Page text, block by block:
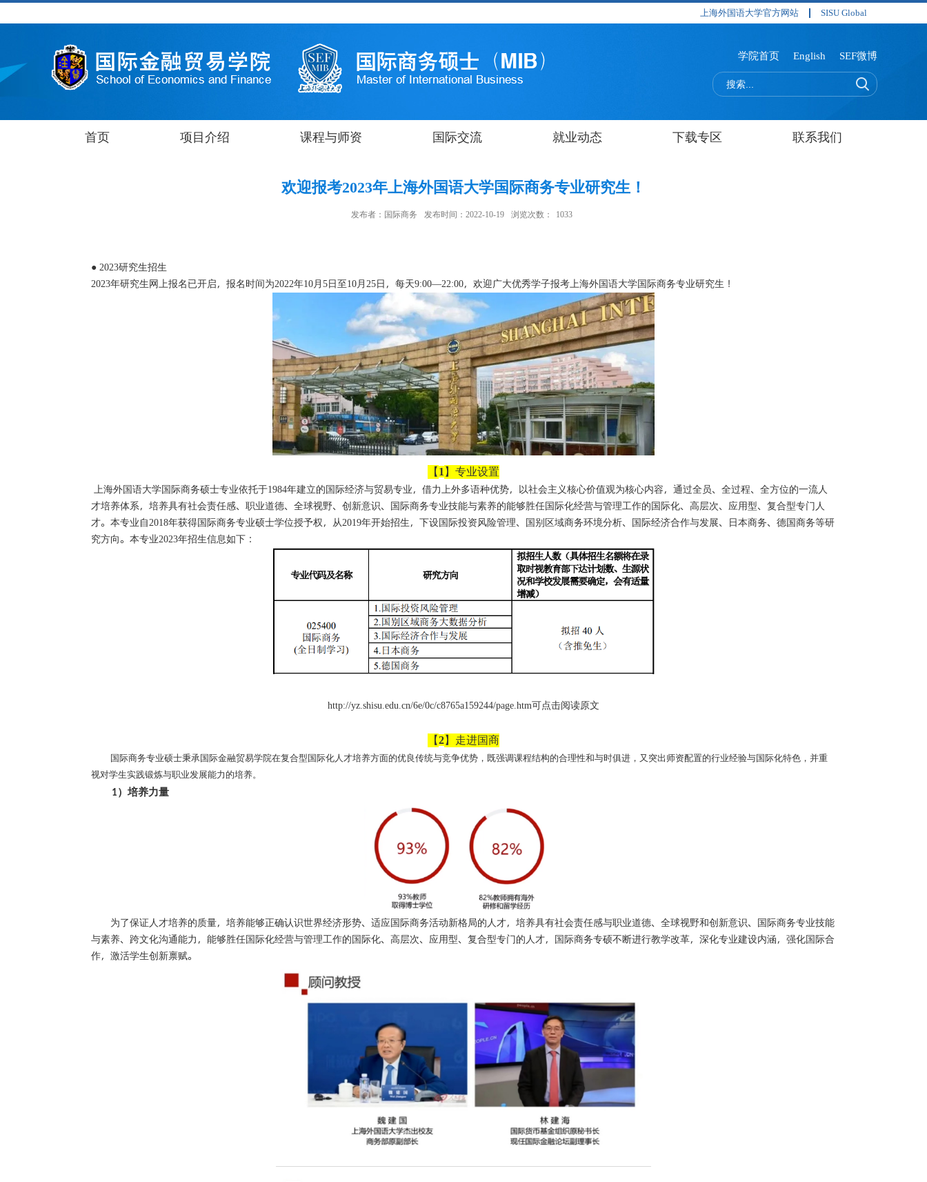
上海外国语大学官方网站 SISU Global
学院首页 English SEF微博
首页 项目介绍 课程与师资 国际交流 就业动态 下载专区 联系我们
欢迎报考2023年上海外国语大学国际商务专业研究生！
发布者：国际商务 发布时间：2022-10-19 浏览次数： 1033
● 2023研究生招生
2023年研究生网上报名已开启，报名时间为2022年10月 5日至10月 25日，每天9:00—22:00，欢迎广大优秀学子报考上海外国语大学国际商务专业研究生！
【1 】专业设置
上海外国语大学国际商务硕士专业依托于1984年建立的国际经济与贸易专业，借力上外多语种优势，以社会主义核心价值观为核心内容，通过全员、全过程、全方位的一流人
才培养体系，培养具有社会责任感、职业道德、全球视野、创新意识、国际商务专业技能与素养的能够胜任国际化经营与管理工作的国际化、高层次、应用型、复合型专门人
才。本专业自2018年获得国际商务专业硕士学位授予权，从2019年开始招生，下设国际投资风险管理、国别区域商务环境分析、国际经济合作与发展、日本商务、德国商务等研
究方向。本专业2023年招生信息如下：
http://yz.shisu.edu.cn/6e/0c/c8765a159244/page.htm可点击阅读原文
【2】走进国商
国际商务专业硕士秉承国际金融贸易学院在复合型国际化人才培养方面的优良传统与竞争优势，既强调课程结构的合理性和与时俱进，又突出师资配置的行业经验与国际化特色，并重
视对学生实践锻炼与职业发展能力的培养。
1 ）培养力量
为了保证人才培养的质量，培养能够正确认识世界经济形势、适应国际商务活动新格局的人才，培养具有社会责任感与职业道德、全球视野和创新意识、国际商务专业技能
与素养、跨文化沟通能力，能够胜任国际化经营与管理工作的国际化、高层次、应用型、复合型专门的人才，国际商务专硕不断进行教学改革，深化专业建设内涵，强化国际合
作，激活学生创新禀赋。